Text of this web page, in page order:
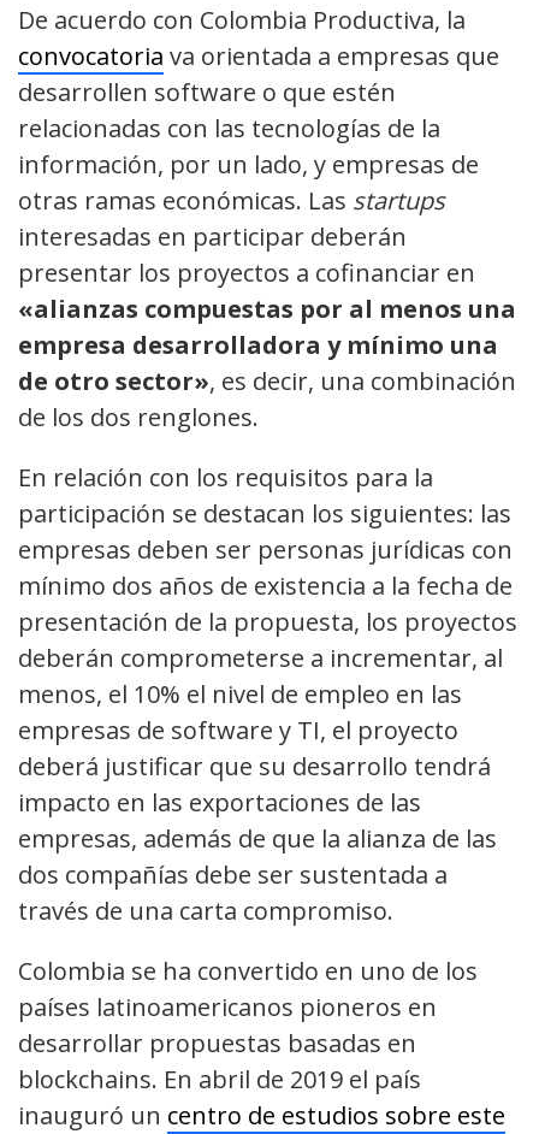
De acuerdo con Colombia Productiva, la
convocatoria va orientada a empresas que
desarrollen software o que estén
relacionadas con las tecnologías de la
información, por un lado, y empresas de
otras ramas económicas. Las startups
interesadas en participar deberán
presentar los proyectos a cofinanciar en
«alianzas compuestas por al menos una
empresa desarrolladora y mínimo una
de otro sector», es decir, una combinación
de los dos renglones.
En relación con los requisitos para la
participación se destacan los siguientes: las
empresas deben ser personas jurídicas con
mínimo dos años de existencia a la fecha de
presentación de la propuesta, los proyectos
deberán comprometerse a incrementar, al
menos, el 10% el nivel de empleo en las
empresas de software y TI, el proyecto
deberá justificar que su desarrollo tendrá
impacto en las exportaciones de las
empresas, además de que la alianza de las
dos compañías debe ser sustentada a
través de una carta compromiso.
Colombia se ha convertido en uno de los
países latinoamericanos pioneros en
desarrollar propuestas basadas en
blockchains. En abril de 2019 el país
inauguró un centro de estudios sobre este